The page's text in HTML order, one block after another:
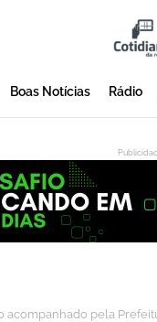
Boas Notícias Rádio
:
acompanhado pela